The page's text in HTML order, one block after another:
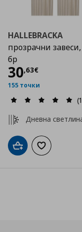
HALLEBRACKA
прозрачни
бр
30,63€
Цена
155 точки
Дневна
Добави вДобави към